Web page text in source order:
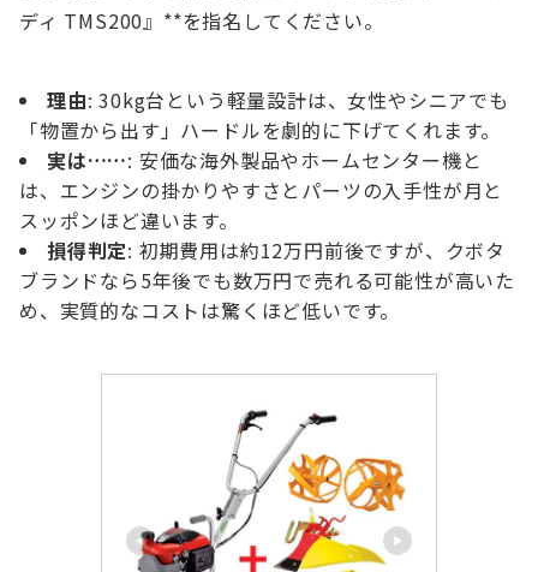
ディ TMS200』**を指名してください。
理由: 30kg台という軽量設計は、女性やシニアでも
「物置から出す」ハードルを劇的に下げてくれます。
実は……: 安価な海外製品やホームセンター機と
は、エンジンの掛かりやすさとパーツの入手性が月と
スッポンほど違います。
損得判定: 初期費用は約12万円前後ですが、クボタ
ブランドなら5年後でも数万円で売れる可能性が高いた
め、実質的なコストは驚くほど低いです。